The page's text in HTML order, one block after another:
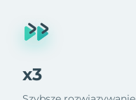
x3